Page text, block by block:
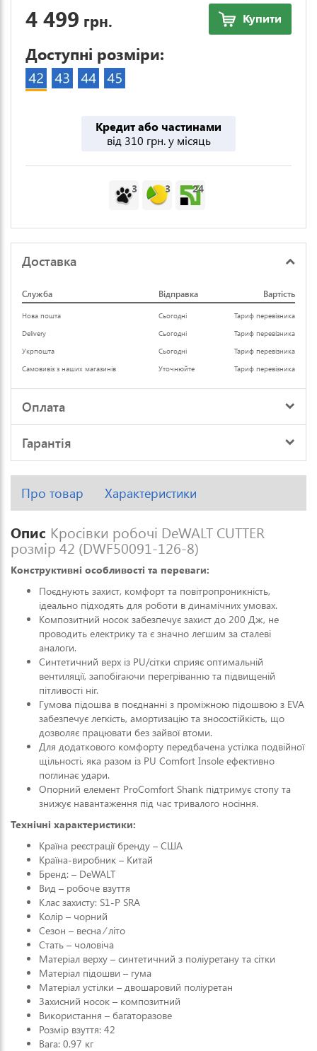
4 499 грн. Купити
Доступні розміри:
Кредит або частинами
від 310 грн. у місяць
3 3 24
Доставка
Служба Відправка Вартість
Нова пошта Сьогодні
Тариф перевізника
Delivery
Сьогодні
Тариф перевізника
Укрпошта
Сьогодні
Тариф перевізника
Самовивіз з наших магазинів
Уточнюйте Тариф перевізника
Оплата
Гарантія
Про товар Характеристики
Опис Кросівки робочі DeWALT CUTTER
розмір 42 (DWF50091-126-8)
Конструктивні особливості та переваги:
Поєднують захист, комфорт та повітропроникність,
ідеально підходять для роботи в динамічних умовах.
Композитний носок забезпечує захист до 200 Дж, не
проводить електрику та є значно легшим за сталеві
аналоги.
Синтетичний верх із PU/сітки сприяє оптимальній
вентиляції, запобігаючи перегріванню та підвищеній
пітливості ніг.
Гумова підошва в поєднанні з проміжною підошвою з EVA
забезпечує легкість, амортизацію та зносостійкість, що
дозволяє працювати без зайвої втоми.
Для додаткового комфорту передбачена устілка подвійної
щільності, яка разом із PU Comfort Insole ефективно
поглинає удари.
Опорний елемент ProComfort Shank підтримує стопу та
знижує навантаження під час тривалого носіння.
Технічні характеристики:
Країна реєстрації бренду – США
Країна-виробник – Китай
Бренд: – DeWALT
Вид – робоче взуття
Клас захисту: S1-P SRA
Колір – чорний
Сезон – весна ⁄ літо
Стать – чоловіча
Матеріал верху – синтетичний з поліуретану та сітки
Матеріал підошви – гума
Матеріал устілки – двошаровий поліуретан
Захисний носок – композитний
Використання – багаторазове
Розмір взуття: 42
Вага: 0.97 кг